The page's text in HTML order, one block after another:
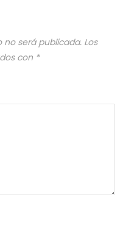
no será publicada. Los
con *